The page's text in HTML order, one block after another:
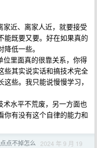
近、离家人近，就要接受
能既要又要。好在如果真的
低一些。
里面真的很靠关系，你得
些其实说实话和搞技术完全
些。我只能说慢慢学习，
水平不荒废，另一方面也
你有没有这个自律的能力和
点不掉怎么
2024 年 9 月 19